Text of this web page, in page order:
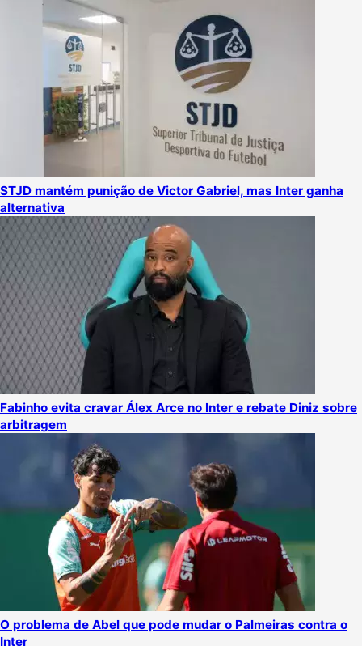
STJD mantém punição de Victor Gabriel, mas Inter ganha
alternativa
Fabinho evita cravar Álex Arce no Inter e rebate Diniz sobre
arbitragem
O problema de Abel que pode mudar o Palmeiras contra o
Inter